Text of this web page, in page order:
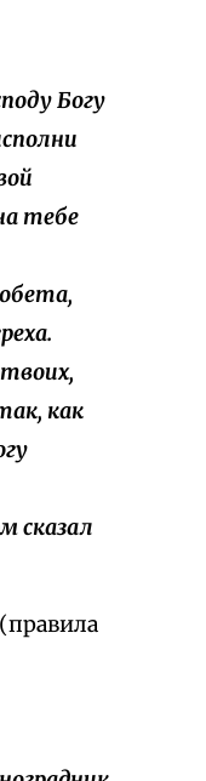
Богу
тебе
как
сказал